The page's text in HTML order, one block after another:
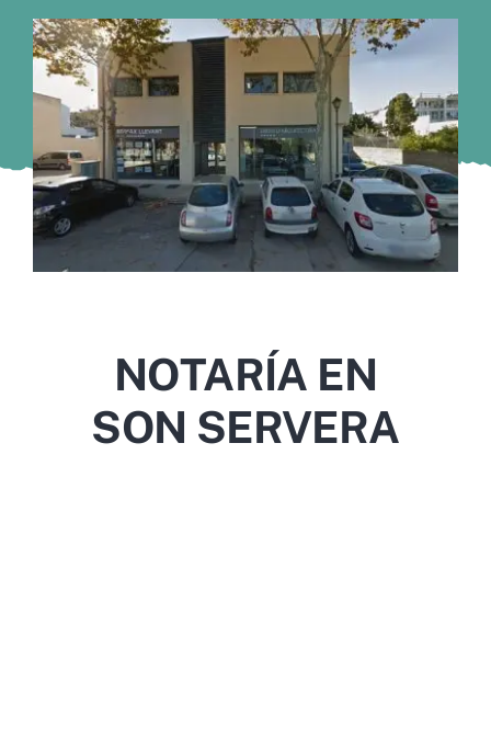
Gijón
Córdoba
Todas las CCAA
NOTARÍA EN
SON SERVERA